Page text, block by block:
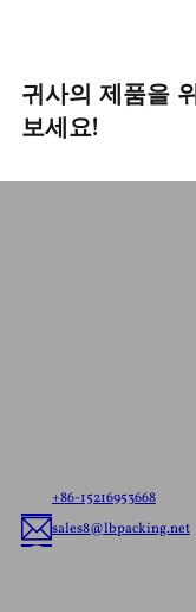
귀사의 제품을
보세요!
+86-15216953668
sales8@lbpacking.net